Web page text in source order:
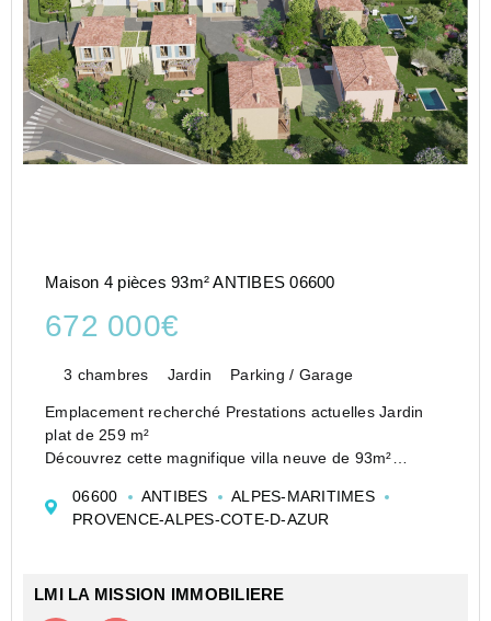
Maison 4 pièces 93m² ANTIBES 06600
672 000€
3 chambres Jardin Parking / Garage
Emplacement recherché Prestations actuelles Jardin
plat de 259 m²
Découvrez cette magnifique villa neuve de 93m²
un cadre de vie idyllique sous le soleil de la Côte
d'Azur. Alliant modernité, vol...
06600 ANTIBES
ALPES-MARITIMES
PROVENCE-ALPES-COTE-D-AZUR
LMI LA MISSION IMMOBILIERE